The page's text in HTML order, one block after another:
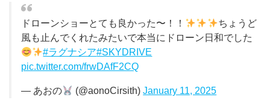
ドローンショーとても良かった〜！！
ちょうど
風も止んでくれたみたいで本当にドローン日和でした
#ラグナシア#SKYDRIVE
pic.twitter.com/frwDAfF2CQ
— あおの (@aonoCirsith)January 11, 2025